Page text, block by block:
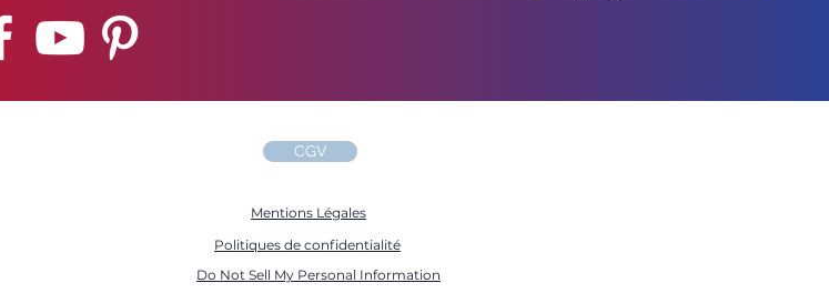
CGV
Mentions Légales
Politiques de confidentialité
Do Not Sell My Personal Information